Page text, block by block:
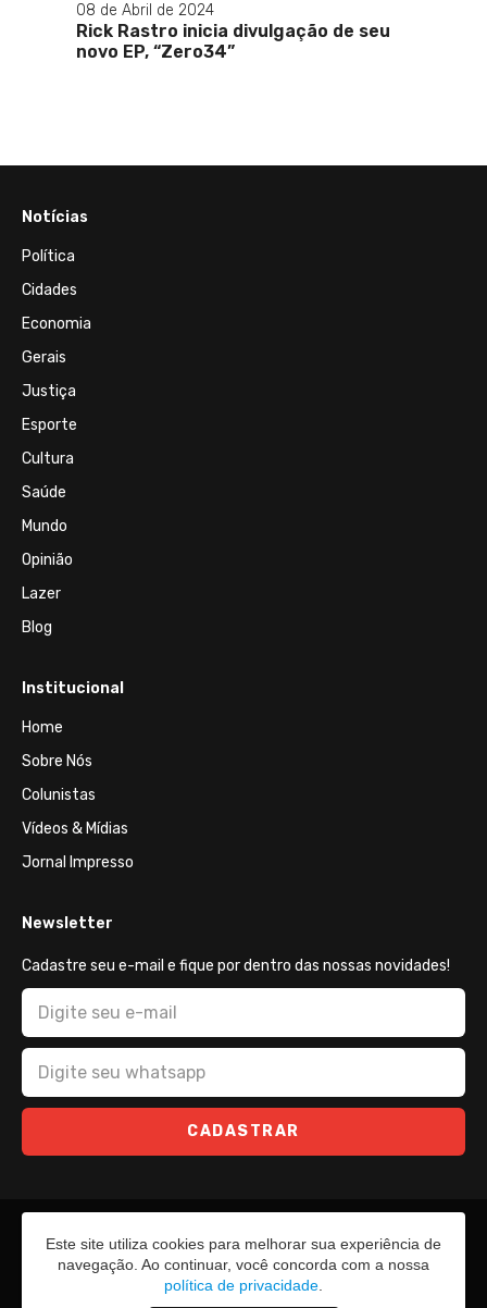
08 de Abril de 2024
Rick Rastro inicia divulgação de seu
novo EP, “Zero34”
Notícias
Política
Cidades
Economia
Gerais
Justiça
Esporte
Cultura
Saúde
Mundo
Opinião
Lazer
Blog
Institucional
Home
Sobre Nós
Colunistas
Vídeos & Mídias
Jornal Impresso
Newsletter
Cadastre seu e-mail e fique por dentro das nossas novidades!
CADASTRAR
Este site utiliza cookies para melhorar sua experiência de
navegação. Ao continuar, você concorda com a nossa
política de privacidade